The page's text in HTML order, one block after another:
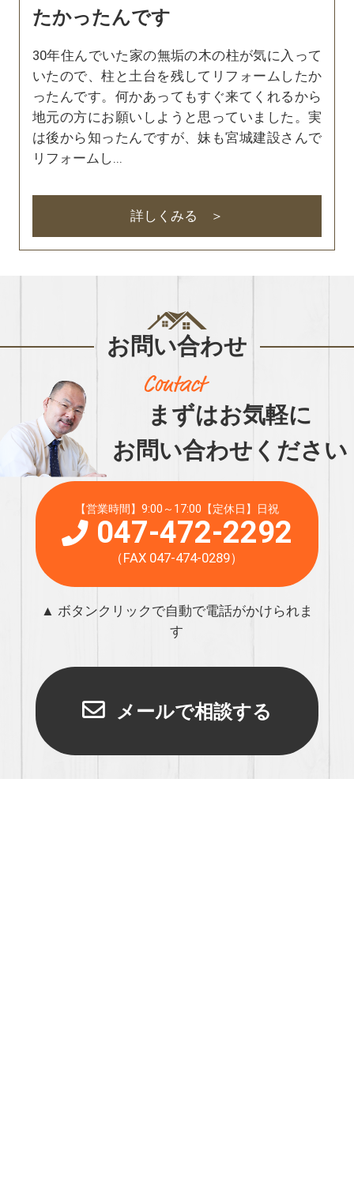
たかったんです
30年住んでいた家の無垢の木の柱が気に入って
いたので、柱と土台を残してリフォームしたか
ったんです。何かあってもすぐ来てくれるから
地元の方にお願いしようと思っていました。実
は後から知ったんですが、妹も宮城建設さんで
リフォームし...
詳しくみる
お問い合わせ
まずはお気軽に
お問い合わせください
【営業時間】9:00～17:00【定休日】日祝
047-472-2292
（FAX 047-474-0289）
▲ ボタンクリックで自動で電話がかけられま
す
メールで相談する